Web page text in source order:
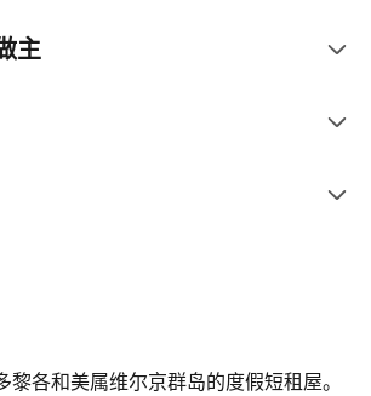
主
接客人
各和美属维尔京群岛的度假短租屋。